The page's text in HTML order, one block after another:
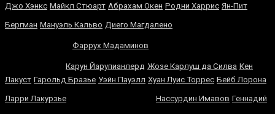
Джо Хэнкс Майкл Стюарт Абрахам Окен Родни Харрис Ян-Пит
Бергман Мануэль Кальво Диего Магдалено
Фаррух Мадаминов
Карун Йарупианлерд Жозе Карлуш да Силва Кен
Лакуст Гарольд Бразье Уэйн Пауэлл Хуан Луис Торрес Бейб Лорона
Ларри Лакурзье Нассурдин Имавов Геннадий